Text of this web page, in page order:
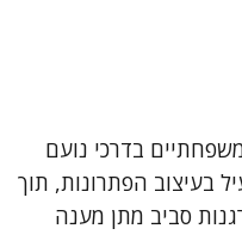
בדרכי נועם
בעיצוב הפתרונות, תוך
סביב מתן מענה